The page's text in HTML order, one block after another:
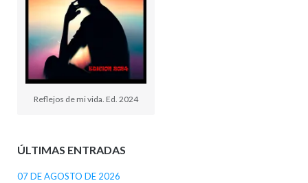
Reflejos de mi vida. Ed. 2024
ÚLTIMAS ENTRADAS
07 DE AGOSTO DE 2026